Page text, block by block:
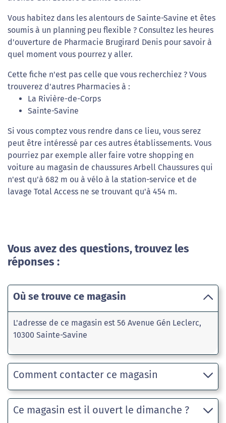
Vous habitez dans les alentours de Sainte-Savine et êtes
soumis à un planning peu flexible ? Consultez les heures
d'ouverture de Pharmacie Brugirard Denis pour savoir à
quel moment vous pourrez y aller.
Cette fiche n'est pas celle que vous recherchiez ? Vous
trouverez d'autres Pharmacies à :
La Rivière-de-Corps
Sainte-Savine
Si vous comptez vous rendre dans ce lieu, vous serez
peut être intéressé par ces autres établissements. Vous
pourriez par exemple aller faire votre shopping en
voiture au magasin de chaussures Arbell Chaussures qui
n'est qu'à 682 m ou à vélo à la station-service et de
lavage Total Access ne se trouvant qu'à 454 m.
Vous avez des questions, trouvez les
réponses :
Où se trouve ce magasin
L'adresse de ce magasin est 56 Avenue Gén Leclerc,
10300 Sainte-Savine
Comment contacter ce magasin
Ce magasin est il ouvert le dimanche ?